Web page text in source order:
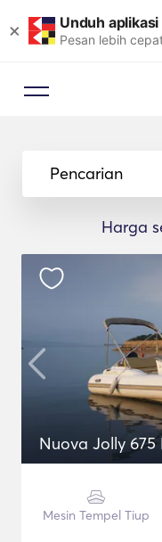
× Unduh aplikasi
Pesan lebih
Pencarian
Harga
Nuova Jolly 675
Mesin Tempel Tiup